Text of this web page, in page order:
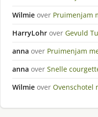
Wilmie over Pruimenjam
HarryLohr over Gevuld
anna over Pruimenjam
anna over Snelle
Wilmie over Ovenschotel